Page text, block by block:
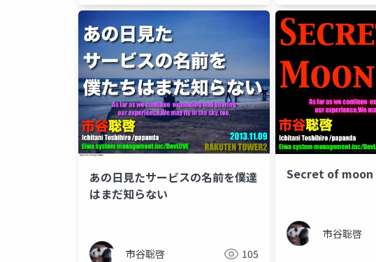
あの日見たサービスの名前を僕達
はまだ知らない
市谷聡啓 105
Secret of moon
市谷聡啓